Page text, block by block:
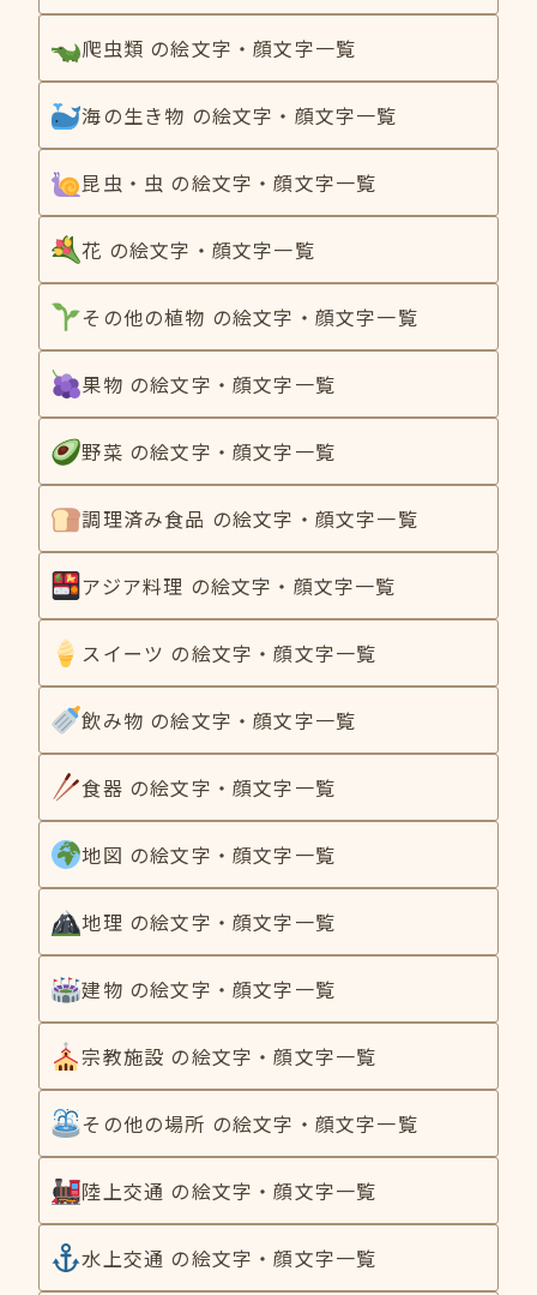
爬虫類 の絵文字・顔文字一覧
海の生き物 の絵文字・顔文字一覧
昆虫・虫 の絵文字・顔文字一覧
花 の絵文字・顔文字一覧
その他の植物 の絵文字・顔文字一覧
果物 の絵文字・顔文字一覧
野菜 の絵文字・顔文字一覧
調理済み食品 の絵文字・顔文字一覧
アジア料理 の絵文字・顔文字一覧
スイーツ の絵文字・顔文字一覧
飲み物 の絵文字・顔文字一覧
食器 の絵文字・顔文字一覧
地図 の絵文字・顔文字一覧
地理 の絵文字・顔文字一覧
建物 の絵文字・顔文字一覧
宗教施設 の絵文字・顔文字一覧
その他の場所 の絵文字・顔文字一覧
陸上交通 の絵文字・顔文字一覧
水上交通 の絵文字・顔文字一覧